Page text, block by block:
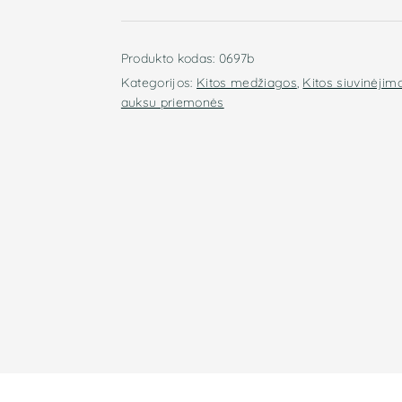
Produkto kodas: 0697b
Kategorijos: Kitos medžiagos, Kitos
auksu priemonės